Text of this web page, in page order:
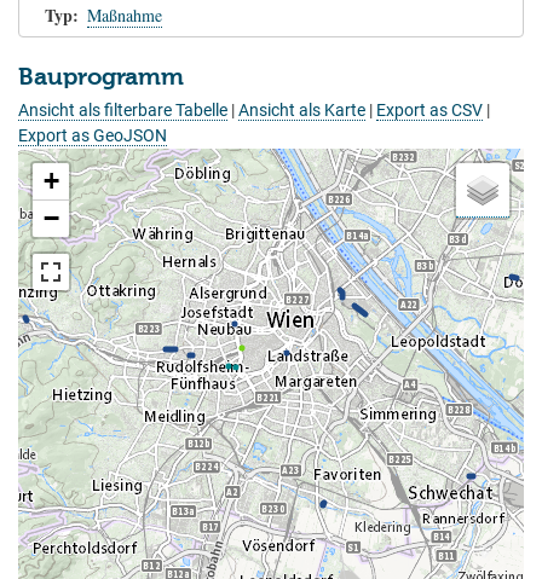
Typ Maßnahme
Bauprogramm
Ansicht als filterbare Tabelle |Ansicht als Karte | Export as CSV |
Export as GeoJSON
+
−